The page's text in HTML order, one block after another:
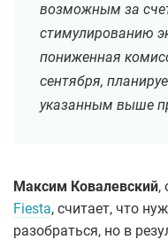
возможным за
стимулированию
пониженная
сентября,
указанным выше
Максим Ковалевский,
Fiesta, считает, что
разобраться, но в